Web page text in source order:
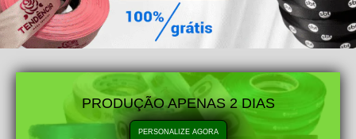
PRODUÇÃO APENAS 2 DIAS
PERSONALIZE AGORA